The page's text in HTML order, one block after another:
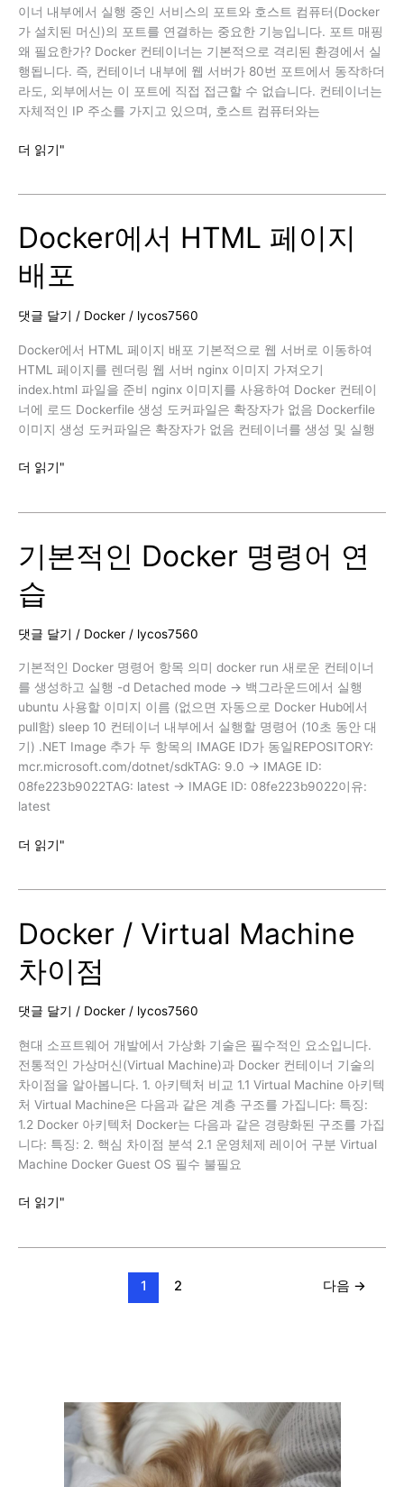
이너 내부에서 실행 중인 서비스의 포트와 호스트 컴퓨터(Docker
가 설치된 머신)의 포트를 연결하는 중요한 기능입니다. 포트 매핑
왜 필요한가? Docker 컨테이너는 기본적으로 격리된 환경에서 실
행됩니다. 즉, 컨테이너 내부에 웹 서버가 80번 포트에서 동작하더
라도, 외부에서는 이 포트에 직접 접근할 수 없습니다. 컨테이너는
자체적인 IP 주소를 가지고 있으며, 호스트 컴퓨터와는
Docker
매
핑)
더 읽기"
Docker에서 HTML 페이지
배포
댓글 달기 / Docker / lycos7560
Docker에서 HTML 페이지 배포 기본적으로 웹 서버로 이동하여
HTML 페이지를 렌더링 웹 서버 nginx 이미지 가져오기
index.html 파일을 준비 nginx 이미지를 사용하여 Docker 컨테이
너에 로드 Dockerfile 생성 도커파일은 확장자가 없음 Dockerfile
이미지 생성 도커파일은 확장자가 없음 컨테이너를 생성 및 실행
Docker
페
이
지
배
포
더 읽기"
기본적인 Docker 명령어 연
습
댓글 달기 / Docker / lycos7560
기본적인 Docker 명령어 항목 의미 docker run 새로운 컨테이너
를 생성하고 실행 -d Detached mode → 백그라운드에서 실행
ubuntu 사용할 이미지 이름 (없으면 자동으로 Docker Hub에서
pull함) sleep 10 컨테이너 내부에서 실행할 명령어 (10초 동안 대
기) .NET Image 추가 두 항목의 IMAGE ID가 동일REPOSITORY:
mcr.microsoft.com/dotnet/sdkTAG: 9.0 → IMAGE ID:
08fe223b9022TAG: latest → IMAGE ID: 08fe223b9022이유:
latest
기
Docker
명
령
어
연
더 읽기"
Docker / Virtual Machine
차이점
댓글 달기 / Docker / lycos7560
현대 소프트웨어 개발에서 가상화 기술은 필수적인 요소입니다.
전통적인 가상머신(Virtual Machine)과 Docker 컨테이너 기술의
차이점을 알아봅니다. 1. 아키텍처 비교 1.1 Virtual Machine 아키텍
처 Virtual Machine은 다음과 같은 계층 구조를 가집니다: 특징:
1.2 Docker 아키텍처 Docker는 다음과 같은 경량화된 구조를 가집
니다: 특징: 2. 핵심 차이점 분석 2.1 운영체제 레이어 구분 Virtual
Machine Docker Guest OS 필수 불필요
Docker
더 읽기"
1 2 다음 →